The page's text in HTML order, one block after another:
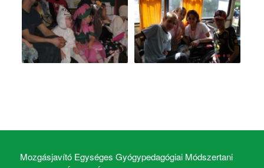
Mozgásjavító Egységes Gyógypedagógiai Módszertani